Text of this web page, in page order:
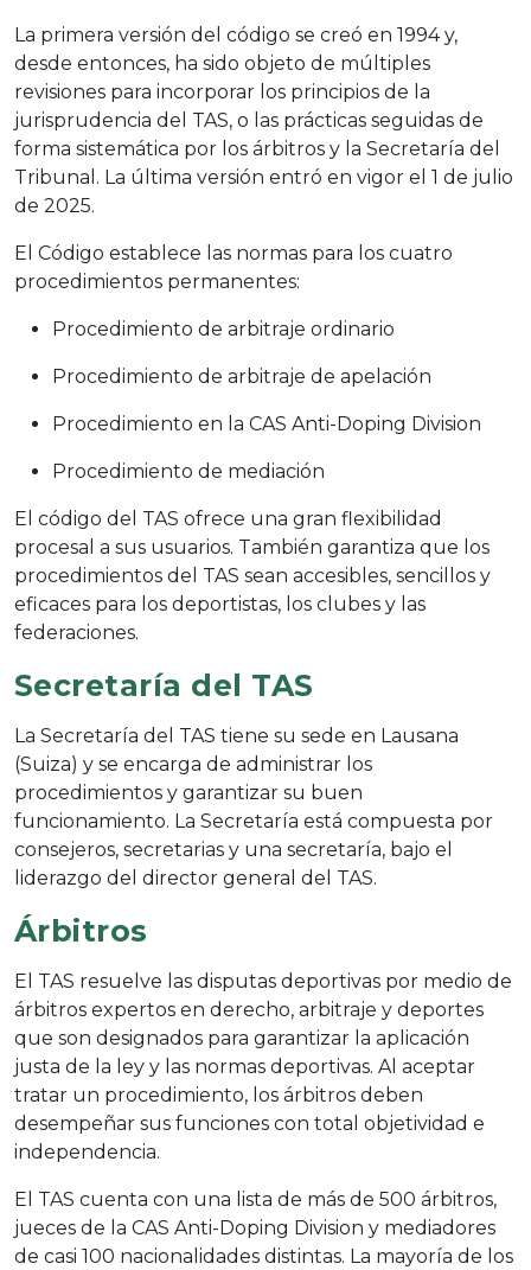
La primera versión del código se creó en 1994 y,
desde entonces, ha sido objeto de múltiples
revisiones para incorporar los principios de la
jurisprudencia del TAS, o las prácticas seguidas de
forma sistemática por los árbitros y la Secretaría del
Tribunal. La última versión entró en vigor el 1 de julio
de 2025.
El Código establece las normas para los cuatro
procedimientos permanentes:
Procedimiento de arbitraje ordinario
Procedimiento de arbitraje de apelación
Procedimiento en la CAS Anti-Doping Division
Procedimiento de mediación
El código del TAS ofrece una gran flexibilidad
procesal a sus usuarios. También garantiza que los
procedimientos del TAS sean accesibles, sencillos y
eficaces para los deportistas, los clubes y las
federaciones.
Secretaría del TAS
La Secretaría del TAS tiene su sede en Lausana
(Suiza) y se encarga de administrar los
procedimientos y garantizar su buen
funcionamiento. La Secretaría está compuesta por
consejeros, secretarias y una secretaría, bajo el
liderazgo del director general del TAS.
Árbitros
El TAS resuelve las disputas deportivas por medio de
árbitros expertos en derecho, arbitraje y deportes
que son designados para garantizar la aplicación
justa de la ley y las normas deportivas. Al aceptar
tratar un procedimiento, los árbitros deben
desempeñar sus funciones con total objetividad e
independencia.
El TAS cuenta con una lista de más de 500 árbitros,
jueces de la CAS Anti-Doping Division y mediadores
de casi 100 nacionalidades distintas. La mayoría de los